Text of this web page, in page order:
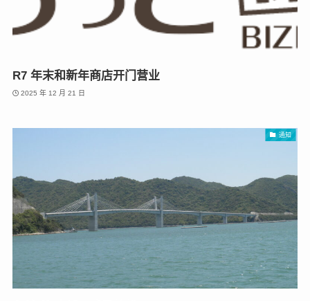
R7 年末和新年商店开门营业
2025 年 12 月 21 日
通知